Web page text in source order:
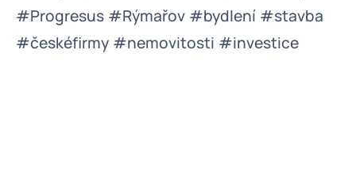
#Progresus #Rýmařov #bydlení #stavba
#českéfirmy #nemovitosti #investice